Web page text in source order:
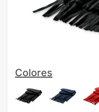
Colores